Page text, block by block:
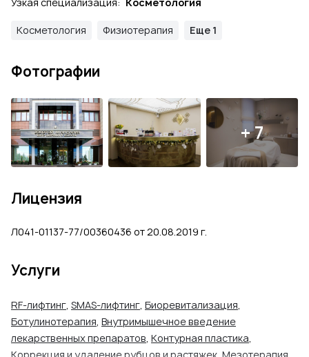
Косметология Физиотерапия Еще 1
Фотографии
+ 7
Лицензия
Л041-01137-77/00360436 от 20.08.2019 г.
Услуги
RF-лифтинг, SMAS-лифтинг, Биоревитализация,
Ботулинотерапия, Внутримышечное введение
лекарственных препаратов, Контурная пластика,